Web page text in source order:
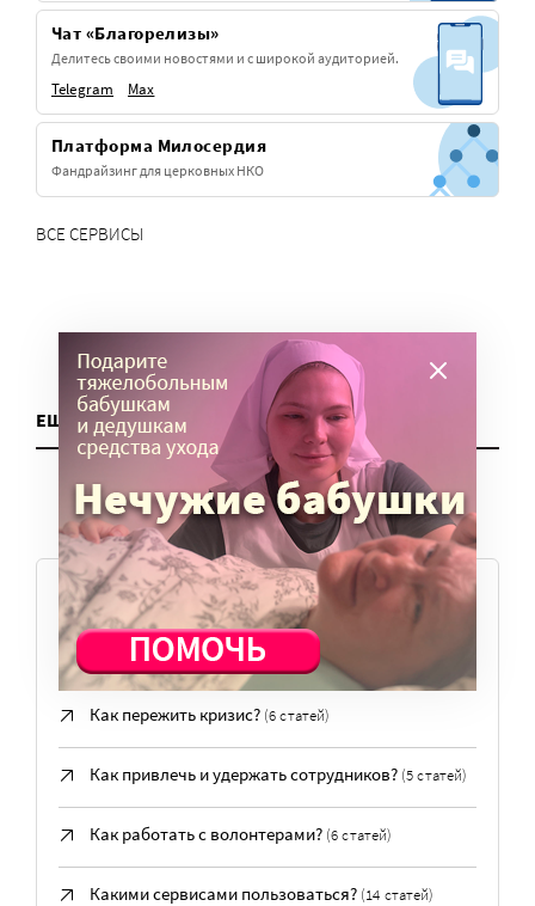
Чат «Благорелизы»
Делитесь своими новостями и с широкой аудиторией.
Telegram Max
Платформа Милосердия
Фандрайзинг для церковных НКО
ВСЕ СЕРВИСЫ
ЕЩЕ ДЛЯ НКО
ПОПУЛЯРНЫЕ ВОПРОСЫ
Где учиться?(3 статьи)
Как пережить кризис? (6 статей)
Как привлечь и удержать сотрудников? (5 статей)
Как работать с волонтерами? (6 статей)
Какими сервисами пользоваться? (14 статей)